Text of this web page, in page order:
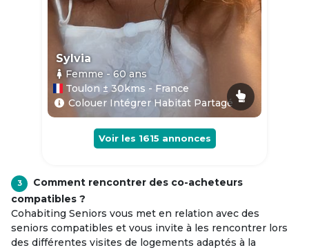
Sylvia
Femme - 60ans
Toulon ± 30kms - France
Colouer Intégrer Habitat Partagé
Voir les 1615 annonces
3
Comment rencontrer des co-acheteurs
compatibles ?
Cohabiting Seniors vous met en relation avec des
seniors compatibles et vous invite à les rencontrer lors
des différentes visites de logements adaptés à la